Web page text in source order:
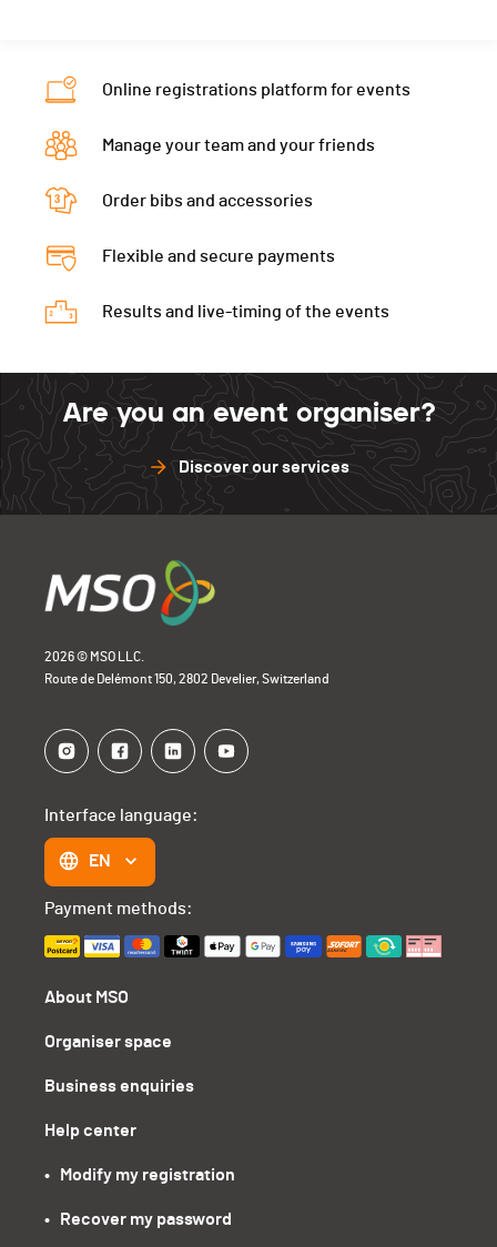
Online registrations platform for events
Manage your team and your friends
Order bibs and accessories
Flexible and secure payments
Results and live-timing of the events
Are you an event organiser?
Discover our services
2026 © MSO LLC.
Route de Delémont 150, 2802 Develier, Switzerland
About MSO
Organiser space
Business enquiries
Help center
•   Modify my registration
•   Recover my password
Interface language:
EN
Payment methods: